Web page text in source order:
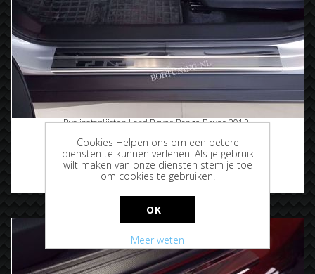
Rvs instaplijsten Land Rover Range Rover 2012-
€79,95
Cookies Helpen ons om een betere
diensten te kunnen verlenen. Als je gebruik
wilt maken van onze diensten stem je toe
om cookies te gebruiken.
OK
Meer weten